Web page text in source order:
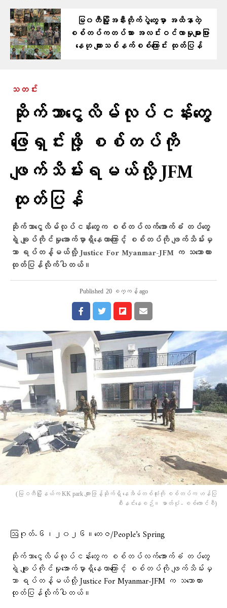
မြ၀တီမြို့အနီးတိုက်ပွဲတွေမှာ အထိနာတဲ့
စစ်တပ်ကတပ်သား အလင်းဝင်လာမှုများပြား
နေဟု ကျားသစ်နက်စစ်ကြောင်း ထုတ်ပြန်
သတင်း
ဆိုက်ဘာငွေလိမ်လုပ်ငန်းတွေ
ဖြေရှင်းဖို့ စစ်တပ်ကို
ဖျက်သိမ်းရမယ်လို့ JFM
ထုတ်ပြန်
ဆိုက်ဘာငွေလိမ်လုပ်ငန်းတွေက စစ်တပ်လက်အောက်ခံ တပ်တွေ
ရဲ့ ချုပ်ကိုင်မှုအောက်မှာရှိနေတာကြောင့် စစ်တပ်ကို ဖျက်သိမ်းမှ
သာ ရပ်တန့်မယ်လို့ Justice For Myanmar-JFM က သဘောထား
ထုတ်ပြန်လိုက်ပါတယ်။
Published 20 စက္ကန့် ago
(မြဝတီမြို့နယ်က KK park ကျားဖြန့်ဆိုက်ရှိ နေအိမ်တစ်လုံးကို စစ်တပ်က ဟန်ပြ
စီးနင်းနေစဉ်။ ဓာတ်ပုံ - စစ်ကောင်စီ)
ဩဂုတ်-၆၊၂၀၂၆။တေဇ/People’s Spring
ဆိုက်ဘာငွေလိမ်လုပ်ငန်းတွေက စစ်တပ်လက်အောက်ခံ တပ်တွေ
ရဲ့ ချုပ်ကိုင်မှုအောက်မှာရှိနေတာကြောင့် စစ်တပ်ကို ဖျက်သိမ်းမှ
သာ ရပ်တန့်မယ်လို့ Justice For Myanmar-JFM က သဘောထား
ထုတ်ပြန်လိုက်ပါတယ်။